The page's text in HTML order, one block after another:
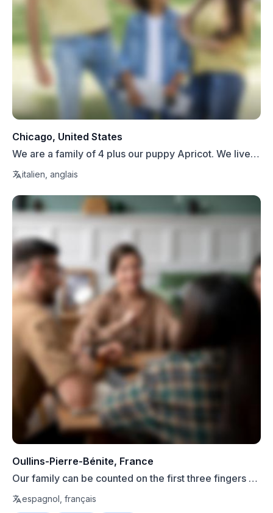
Chicago, United States
We are a family of 4 plus our puppy Apricot. We live in
a fa...
italien, anglais
Oullins-Pierre-Bénite, France
Our family can be counted on the first three fingers of
one ...espagnol, français